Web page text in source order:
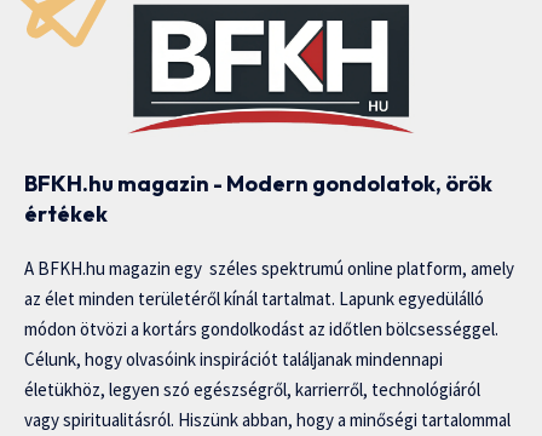
BFKH.hu magazin - Modern gondolatok, örök
értékek
A BFKH.hu magazin egy széles spektrumú online platform, amely
az élet minden területéről kínál tartalmat. Lapunk egyedülálló
módon ötvözi a kortárs gondolkodást az időtlen bölcsességgel.
Célunk, hogy olvasóink inspirációt találjanak mindennapi
életükhöz, legyen szó egészségről, karrierről, technológiáról
vagy spiritualitásról. Hiszünk abban, hogy a minőségi tartalommal